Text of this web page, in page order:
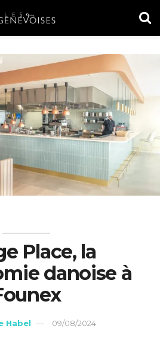
Place, la
danoise à
Habel 09/08/2024